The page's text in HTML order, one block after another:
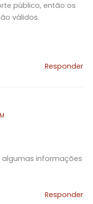
público, então os
válidos.
Responder
informações
Responder